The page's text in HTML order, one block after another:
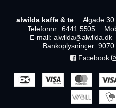
alwilda kaffe & te Algade 30
Telefonnr. : 6441 5505
E-mail: alwilda@alwilda.dk
Bankoplysninger: 9070
Facebook